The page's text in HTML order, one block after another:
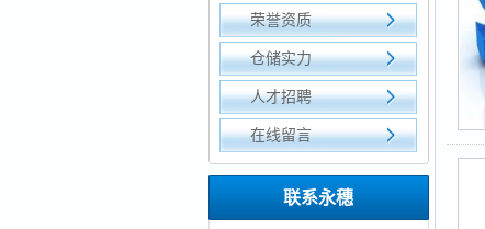
荣誉资质
仓储实力
人才招聘
在线留言
联系永穗